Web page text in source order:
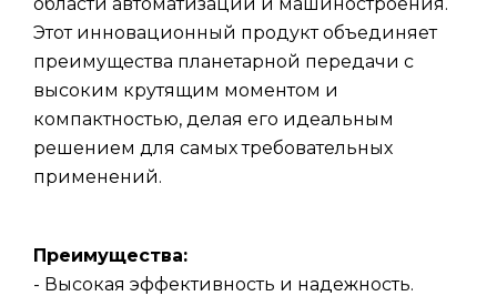
Этот инновационный продукт объединяет
преимущества планетарной передачи с
высоким крутящим моментом и
компактностью, делая его идеальным
решением для самых требовательных
применений.
Преимущества:
- Высокая эффективность и надежность.